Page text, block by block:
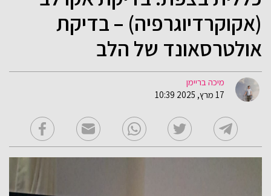
(אקוקרדיוגרפיה) – בדיקת
אולטרסאונד של הלב
מיכה בריימן
17 מרץ, 2025 10:39